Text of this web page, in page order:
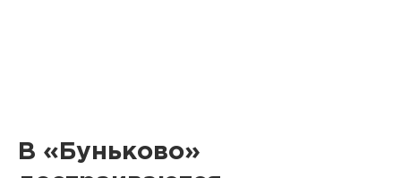
В «Буньково»